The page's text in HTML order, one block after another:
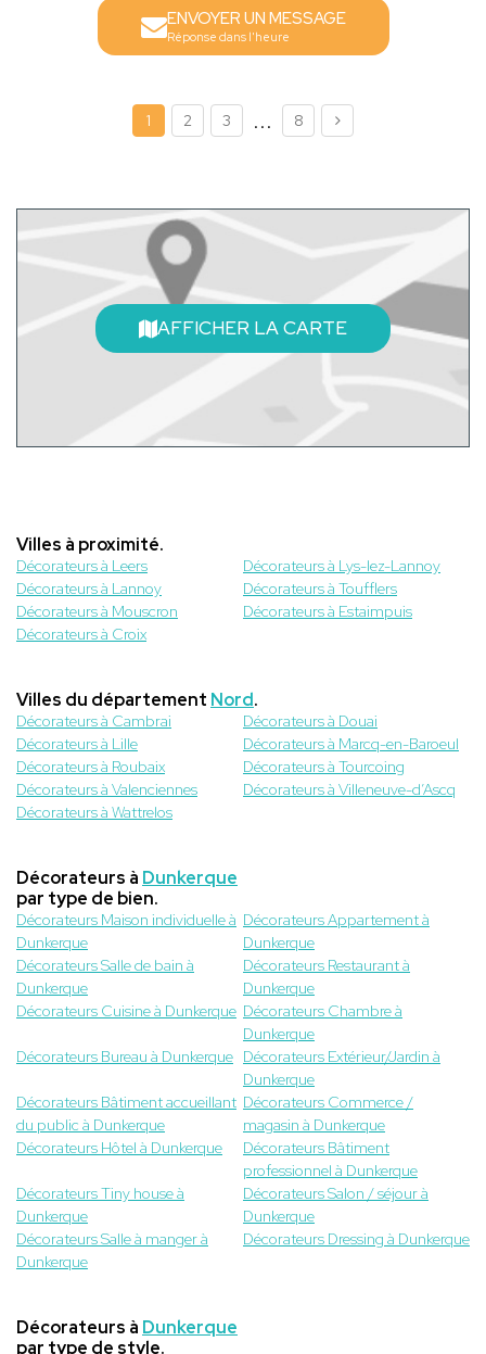
ENVOYER UN MESSAGE
Réponse dans l'heure
1 2 3 ... 8
AFFICHER LA CARTE
Villes à proximité.
Décorateurs à Leers
Décorateurs à Lys-lez-Lannoy
Décorateurs à Lannoy
Décorateurs à Toufflers
Décorateurs à Mouscron
Décorateurs à Estaimpuis
Décorateurs à Croix
Villes du département Nord.
Décorateurs à Cambrai
Décorateurs à Douai
Décorateurs à Lille
Décorateurs à Marcq-en-Baroeul
Décorateurs à Roubaix
Décorateurs à Tourcoing
Décorateurs à Valenciennes
Décorateurs à Villeneuve-d’Ascq
Décorateurs à Wattrelos
Décorateurs à Dunkerque
par type de bien.
Décorateurs Maison individuelle à
Dunkerque
Décorateurs Appartement à
Dunkerque
Décorateurs Salle de bain à
Dunkerque
Décorateurs Restaurant à
Dunkerque
Décorateurs Cuisine à Dunkerque Décorateurs Chambre à
Dunkerque
Décorateurs Bureau à Dunkerque Décorateurs Extérieur/Jardin à
Dunkerque
Décorateurs Bâtiment accueillant
du public à Dunkerque
Décorateurs Commerce /
magasin à Dunkerque
Décorateurs Hôtel à Dunkerque
Décorateurs Bâtiment
professionnel à Dunkerque
Décorateurs Tiny house à
Dunkerque
Décorateurs Salon / séjour à
Dunkerque
Décorateurs Salle à manger à
Dunkerque
Décorateurs Dressing à Dunkerque
Décorateurs à Dunkerque
par type de style.